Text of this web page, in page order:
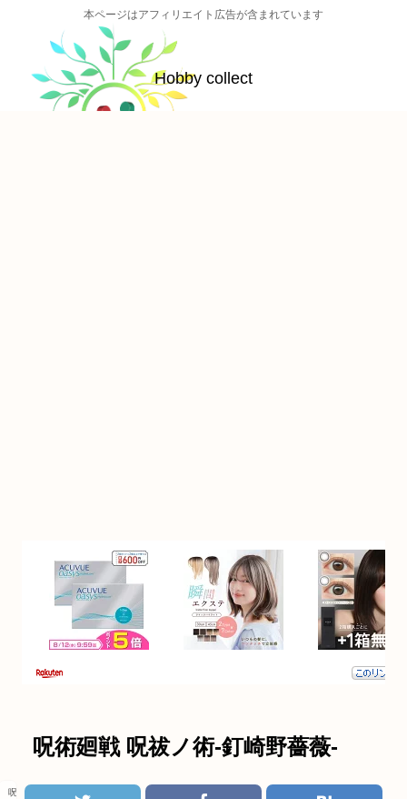
本ページはアフィリエイト広告が含まれています
Hobby collect
呪術廻戦 呪祓ノ術-釘崎野薔薇-
呪術廻戦